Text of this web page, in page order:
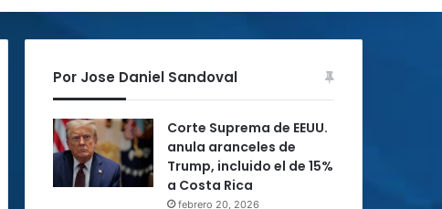
Por Jose Daniel Sandoval
Corte Suprema de EEUU.
anula aranceles de
Trump, incluido el de 15%
a Costa Rica
febrero 20, 2026